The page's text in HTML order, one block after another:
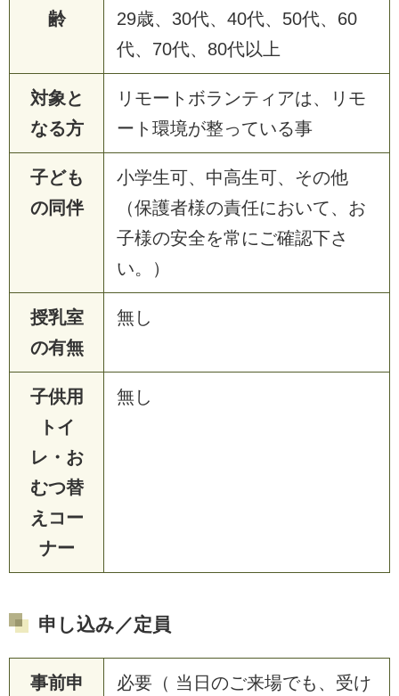
齢
29歳、30代、40代、50代、60
代、70代、80代以上
対象と
なる方
リモートボランティアは、リモ
ート環境が整っている事
子ども
の同伴
小学生可、中高生可、その他
（保護者様の責任において、お
子様の安全を常にご確認下さ
い。）
授乳室
の有無
無し
子供用
トイ
レ・お
むつ替
えコー
ナー
無し
申し込み／定員
事前申
必要（ 当日のご来場でも、受け